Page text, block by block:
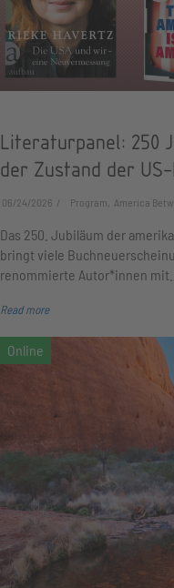
Literaturpanel: 250
der Zustand der
06/24/2026 Program, America
Das 250. Jubiläum der
bringt viele
renommierte Autor*innen mit…
Read more